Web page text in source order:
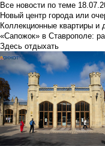
Все новости по теме
Новый центр города или
Коллекционные квартиры и
«Сапожок» в Ставрополе:
Здесь отдыхать